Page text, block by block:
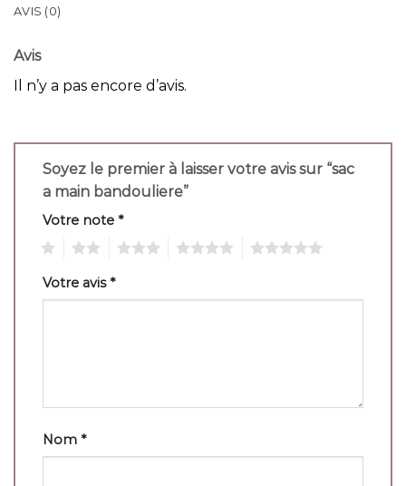
AVIS (0)
Avis
Il n’y a pas encore d’avis.
Soyez le premier à laisser votre avis sur “sac
a main bandouliere”
Votre note *
Votre avis*
Nom *